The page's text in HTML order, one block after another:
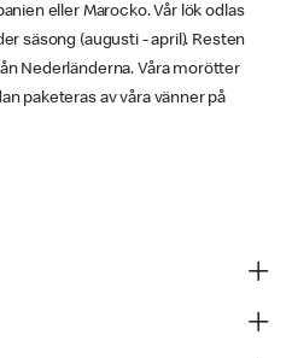
eller Marocko. Vår lök odlas
säsong (augusti - april). Resten
Nederländerna. Våra morötter
paketeras av våra vänner på